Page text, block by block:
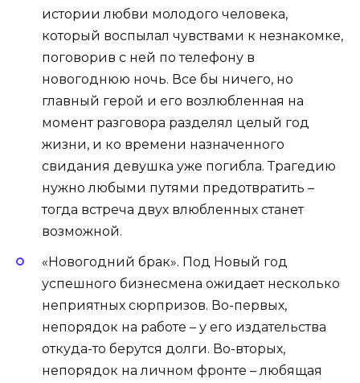
истории любви молодого человека,
который воспылал чувствами к незнакомке,
поговорив с ней по телефону в
новогоднюю ночь. Все бы ничего, но
главный герой и его возлюбленная на
момент разговора разделял целый год
жизни, и ко времени назначенного
свидания девушка уже погибла. Трагедию
нужно любыми путями предотвратить –
тогда встреча двух влюбленных станет
возможной.
«Новогодний брак». Под Новый год
успешного бизнесмена ожидает несколько
неприятных сюрпризов. Во-первых,
непорядок на работе – у его издательства
откуда-то берутся долги. Во-вторых,
непорядок на личном фронте – любящая